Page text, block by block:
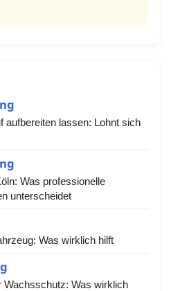
aufbereiten lassen: Lohnt sich
Was professionelle
unterscheidet
Was wirklich hilft
Wachsschutz: Was wirklich